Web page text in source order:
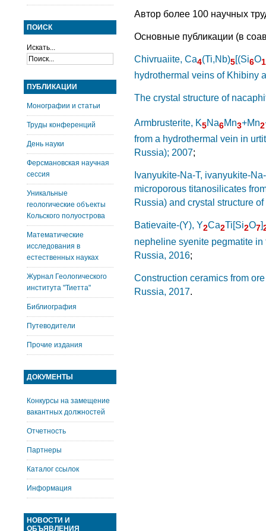
Автор более 100 научных
Основные публикации (в
Chivruaiite, Ca4(Ti,Nb)5[(Si6O
hydrothermal veins of Khibiny
The crystal structure of
Armbrusterite, K5Na6Mn3+Mn2
from a hydrothermal vein in
Russia); 2007;
Ivanyukite-Na-T, ivanyukite-
microporous titanosilicates
Russia) and crystal structure
Batievaite-(Y), Y2Ca2Ti[Si2O7]
nepheline syenite pegmatite
Russia, 2016;
Construction ceramics from
Russia, 2017.
ПОИСК
Искать...
ПУБЛИКАЦИИ
Монографии и статьи
Труды конференций
День науки
Ферсмановская научная
сессия
Уникальные
геологические объекты
Кольского полуострова
Математические
исследования в
естественных науках
Журнал Геологического
института "Тиетта"
Библиография
Путеводители
Прочие издания
ДОКУМЕНТЫ
Конкурсы на замещение
вакантных должностей
Отчетность
Партнеры
Каталог ссылок
Информация
НОВОСТИ И
ОБЪЯВЛЕНИЯ